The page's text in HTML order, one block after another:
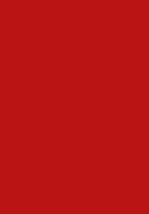
zorgt voor een kalme,
Het bevat geen
het veilig is voor
en geschikt is
huidlaag en
voor mensen